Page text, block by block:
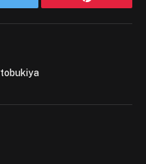
Pinterest